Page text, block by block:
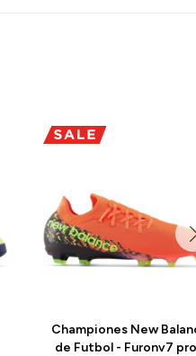
Championes New
de Futbol - Furonv7